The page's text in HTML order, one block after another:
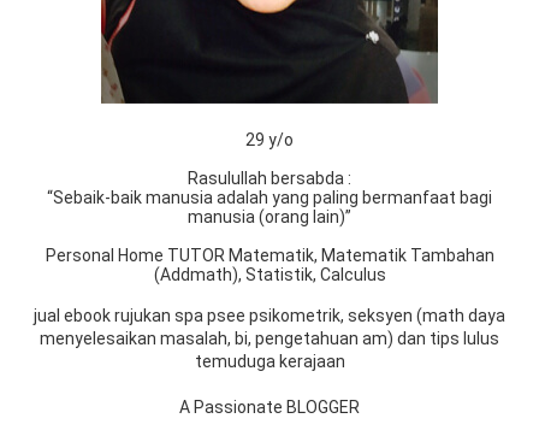
29 y/o
Rasulullah bersabda :
“Sebaik-baik manusia adalah yang paling bermanfaat bagi
manusia (orang lain)”
Personal Home TUTOR Matematik, Matematik Tambahan
(Addmath), Statistik, Calculus
jual ebook rujukan spa psee psikometrik, seksyen (math daya
menyelesaikan masalah, bi, pengetahuan am) dan tips lulus
temuduga kerajaan
A Passionate BLOGGER